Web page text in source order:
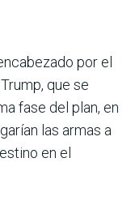
por el
que se
fase del plan, en
las armas a
en el